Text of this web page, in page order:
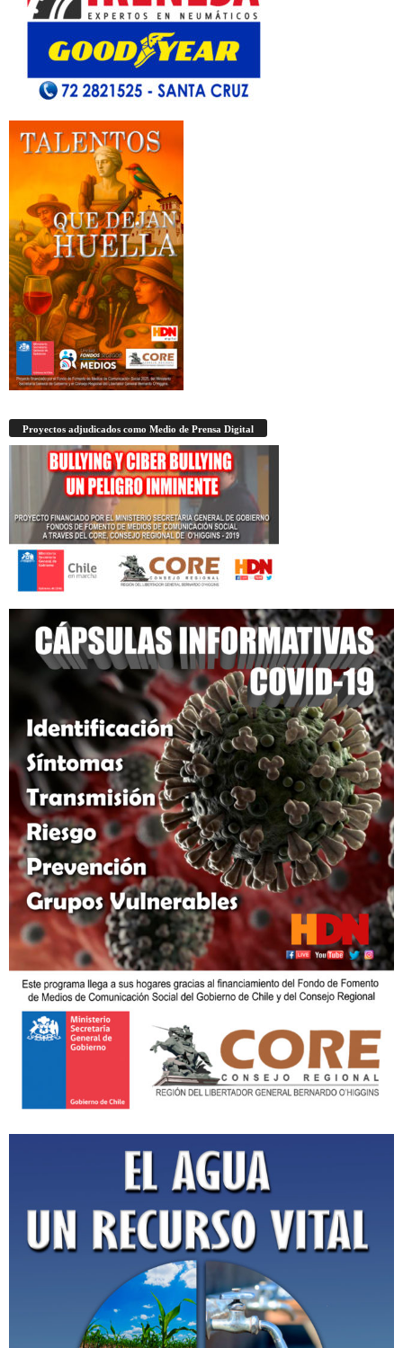
Proyectos adjudicados como Medio de Prensa Digital